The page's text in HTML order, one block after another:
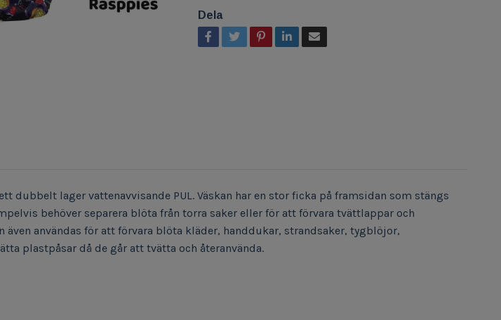
Dela
dubbelt lager vattenavvisande PUL. Väskan har en stor ficka på framsidan som stängs
behöver separera blöta från torra saker eller för att förvara tvättlappar och
även användas för att förvara blöta kläder, handdukar, strandsaker, tygblöjor,
plastpåsar då de går att tvätta och återanvända.